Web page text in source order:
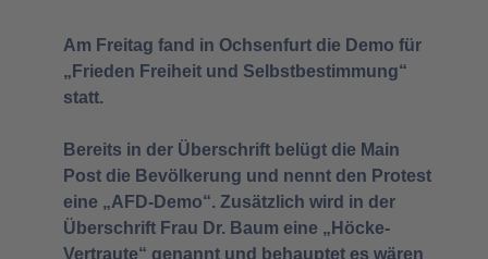
Am Freitag fand in Ochsenfurt die Demo für
„Frieden Freiheit und Selbstbestimmung“
statt.
Bereits in der Überschrift belügt die Main
Post die Bevölkerung und nennt den Protest
eine „AFD-Demo“. Zusätzlich wird in der
Überschrift Frau Dr. Baum eine „Höcke-
Vertraute“ genannt und behauptet es wären